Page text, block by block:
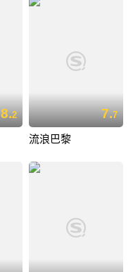
8.2 7.7
流浪巴黎